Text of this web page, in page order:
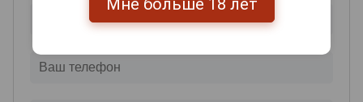
Мне больше 18 лет